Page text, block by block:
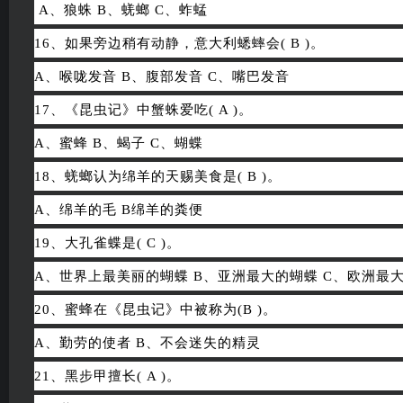
A、狼蛛 B、蜣螂 C、蚱蜢
16、如果旁边稍有动静，意大利蟋蟀会( B )。
A、喉咙发音 B、腹部发音 C、嘴巴发音
17、《昆虫记》中蟹蛛爱吃( A )。
A、蜜蜂 B、蝎子 C、蝴蝶
18、蜣螂认为绵羊的天赐美食是( B )。
A、绵羊的毛 B绵羊的粪便
19、大孔雀蝶是( C )。
A、世界上最美丽的蝴蝶 B、亚洲最大的蝴蝶 C、欧洲最
20、蜜蜂在《昆虫记》中被称为(B )。
A、勤劳的使者 B、不会迷失的精灵
21、黑步甲擅长( A )。